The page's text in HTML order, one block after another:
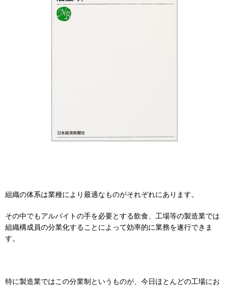
組織の体系は業種により最適なものがそれぞれにあります。
その中でもアルバイトの手を必要とする飲食、工場等の製造業では
組織構成員の分業化することによって効率的に業務を遂行できま
す。
特に製造業ではこの分業制というものが、今日ほとんどの工場にお